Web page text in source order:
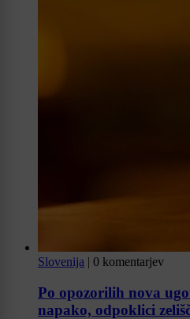
Slovenija | 0 komentarjev
Po opozorilih nova
napako, odpoklici